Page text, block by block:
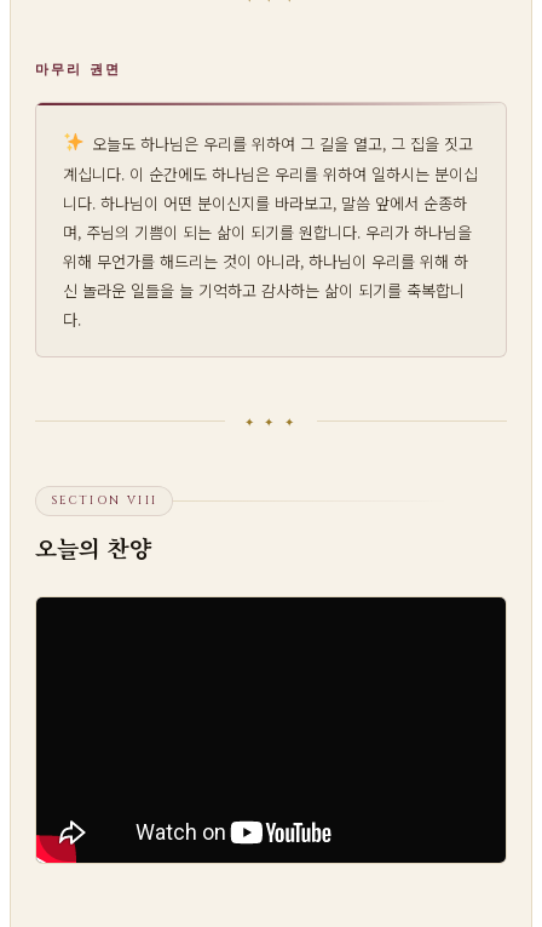
마무리 권면
오늘도 하나님은 우리를 위하여 그 길을 열고, 그 집을 짓고
계십니다. 이 순간에도 하나님은 우리를 위하여 일하시는 분이십
니다. 하나님이 어떤 분이신지를 바라보고, 말씀 앞에서 순종하
며, 주님의 기쁨이 되는 삶이 되기를 원합니다. 우리가 하나님을
위해 무언가를 해드리는 것이 아니라, 하나님이 우리를 위해 하
신 놀라운 일들을 늘 기억하고 감사하는 삶이 되기를 축복합니
다.
✦ ✦ ✦
SECTION VIII
오늘의 찬양